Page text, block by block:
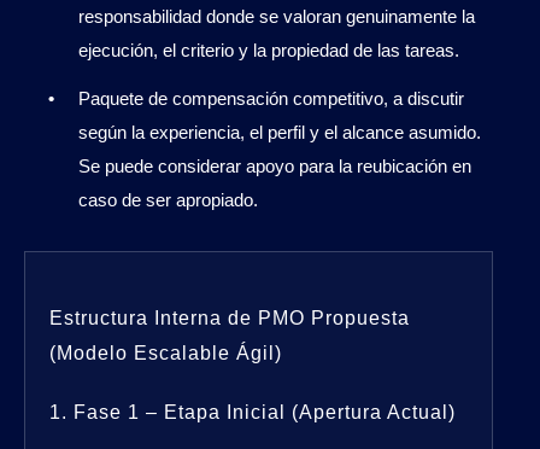
responsabilidad donde se valoran genuinamente la
ejecución, el criterio y la propiedad de las tareas.
Paquete de compensación competitivo, a discutir
según la experiencia, el perfil y el alcance asumido.
Se puede considerar apoyo para la reubicación en
caso de ser apropiado.
Estructura Interna de PMO Propuesta
(Modelo Escalable Ágil)
1. Fase 1 – Etapa Inicial (Apertura Actual)